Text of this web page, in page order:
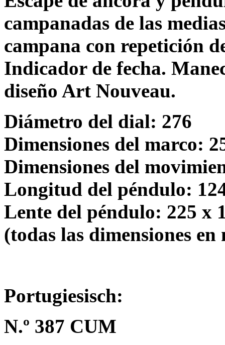
campanadas de las
campana con repetición
Indicador de fecha.
diseño Art Nouveau.
Diámetro del dial: 276
Dimensiones del marco:
Dimensiones del
Longitud del péndulo:
Lente del péndulo: 225 x
(todas las dimensiones en
Portugiesisch:
N.º 387 CUM